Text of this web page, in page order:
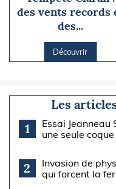
des vents records
des...
Découvrir
Les
1
Essai
une seule coque
2
Invasion de
qui forcent la